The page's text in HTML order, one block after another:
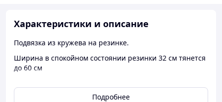
Характеристики и описание
Подвязка из кружева на резинке.
Ширина в спокойном состоянии резинки 32 см тянется
до 60 см
Подробнее